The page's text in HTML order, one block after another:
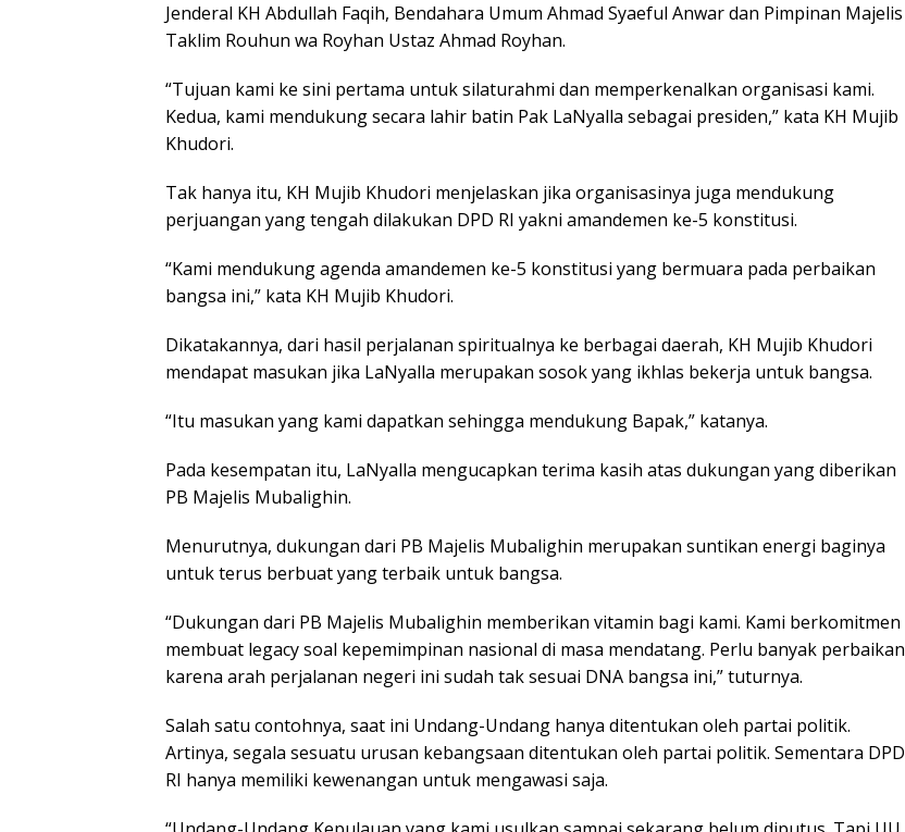
Jenderal KH Abdullah Faqih, Bendahara Umum Ahmad Syaeful Anwar dan Pimpinan Majelis
Taklim Rouhun wa Royhan Ustaz Ahmad Royhan.
“Tujuan kami ke sini pertama untuk silaturahmi dan memperkenalkan organisasi kami.
Kedua, kami mendukung secara lahir batin Pak LaNyalla sebagai presiden,” kata KH Mujib
Khudori.
Tak hanya itu, KH Mujib Khudori menjelaskan jika organisasinya juga mendukung
perjuangan yang tengah dilakukan DPD RI yakni amandemen ke-5 konstitusi.
“Kami mendukung agenda amandemen ke-5 konstitusi yang bermuara pada perbaikan
bangsa ini,” kata KH Mujib Khudori.
Dikatakannya, dari hasil perjalanan spiritualnya ke berbagai daerah, KH Mujib Khudori
mendapat masukan jika LaNyalla merupakan sosok yang ikhlas bekerja untuk bangsa.
“Itu masukan yang kami dapatkan sehingga mendukung Bapak,” katanya.
Pada kesempatan itu, LaNyalla mengucapkan terima kasih atas dukungan yang diberikan
PB Majelis Mubalighin.
Menurutnya, dukungan dari PB Majelis Mubalighin merupakan suntikan energi baginya
untuk terus berbuat yang terbaik untuk bangsa.
“Dukungan dari PB Majelis Mubalighin memberikan vitamin bagi kami. Kami berkomitmen
membuat legacy soal kepemimpinan nasional di masa mendatang. Perlu banyak perbaikan
karena arah perjalanan negeri ini sudah tak sesuai DNA bangsa ini,” tuturnya.
Salah satu contohnya, saat ini Undang-Undang hanya ditentukan oleh partai politik.
Artinya, segala sesuatu urusan kebangsaan ditentukan oleh partai politik. Sementara DPD
RI hanya memiliki kewenangan untuk mengawasi saja.